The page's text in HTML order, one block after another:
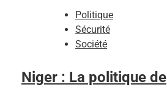
Politique
Sécurité
Société
Niger : La politique de